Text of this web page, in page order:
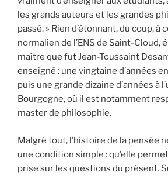
les grands auteurs et les grandes
passé. » Rien d’étonnant, du coup, à
normalien de l’ENS de Saint-Cloud,
maître que fut Jean-Toussaint
enseigné : une vingtaine d’années
puis une grande dizaine d’années à
Bourgogne, où il est notamment
master de philosophie.
Malgré tout, l’histoire de la pensée
une condition simple : qu’elle
prise sur les questions du présent.